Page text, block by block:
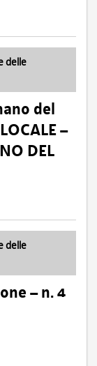
delle
del
–
DEL
delle
– n. 4